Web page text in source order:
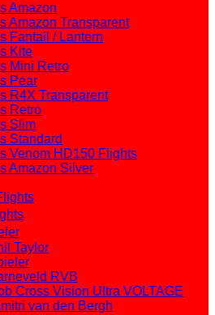
Amazon
Amazon Transparent
Fantail / Lantern
Kite
Mini Retro
Pear
R4X Transparent
Retro
Slim
Standard
Venom HD150 Flights
Amazon Silver
Taylor
RVB
Cross Vision Ultra VOLTAGE
van den Bergh